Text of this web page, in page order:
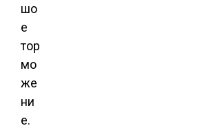
шо
е
тор
мо
же
ни
е.